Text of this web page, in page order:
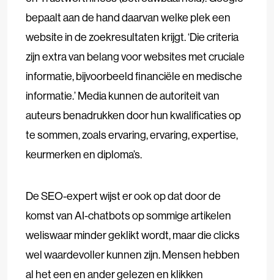
bepaalt aan de hand daarvan welke plek een
website in de zoekresultaten krijgt. ‘Die criteria
zijn extra van belang voor websites met cruciale
informatie, bijvoorbeeld financiële en medische
informatie.’ Media kunnen de autoriteit van
auteurs benadrukken door hun kwalificaties op
te sommen, zoals ervaring, ervaring, expertise,
keurmerken en diploma’s.
De SEO-expert wijst er ook op dat door de
komst van AI-chatbots op sommige artikelen
weliswaar minder geklikt wordt, maar die clicks
wel waardevoller kunnen zijn. Mensen hebben
al het een en ander gelezen en klikken